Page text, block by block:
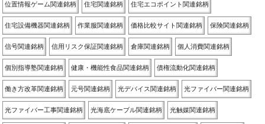
位置情報ゲーム関連銘柄 住宅関連銘柄 住宅エコポイント関連銘柄
住宅設備機器関連銘柄 作業服関連銘柄 価格比較サイト関連銘柄 保険関連銘柄
信号関連銘柄 信用リスク保証関連銘柄 倉庫関連銘柄 個人消費関連銘柄
個別指導塾関連銘柄 健康・機能性食品関連銘柄 債権流動化関連銘柄
働き方改革関連銘柄 元号関連銘柄 光デバイス関連銘柄 光ファイバー関連銘柄
光ファイバー工事関連銘柄 光海底ケーブル関連銘柄 光触媒関連銘柄